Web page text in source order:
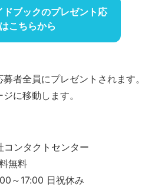
ブックのプレゼント応
こちらから
者全員にプレゼントされます。
に移動します。
コンタクトセンター
無料
～17:00 日祝休み